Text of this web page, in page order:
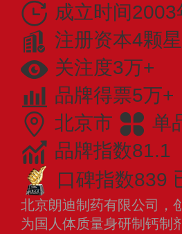
成立时间2003
注册资本4颗星
关注度3万+
品牌得票5万+
北京市
单
品牌指数81.1
口碑指数839
北京朗迪制药有限公司，
为国人体质量身研制钙制